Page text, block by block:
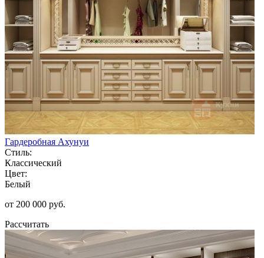
Гардеробная Ахунуи
Стиль:
Классический
Цвет:
Белый
от 200 000 руб.
Рассчитать